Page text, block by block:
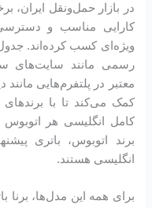
در بازار حمل‌ونقل ایران،
کارایی مناسب و
ویژه‌ای کسب کرده‌اند.
رسمی مانند سایت‌های
معتبر در پلتفرم‌هایی
کمک می‌کند تا با برندهای
کامل انگلیسی هر
برند اتوبوس، باتری
انگلیسی هستند.
برای همه این مدل‌ها، برنا